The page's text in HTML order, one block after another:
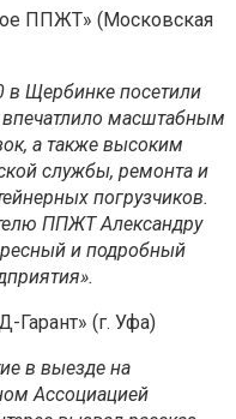
ППЖТ» (Московская
Щербинке посетили
масштабным
а также высоким
службы, ремонта и
погрузчиков.
ППЖТ Александру
и подробный
(г. Уфа)
в выезде на
Ассоциацией